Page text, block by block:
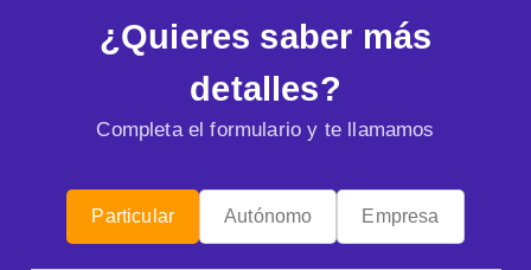
¿Quieres saber más
detalles?
Completa el formulario y te llamamos
Particular Autónomo Empresa